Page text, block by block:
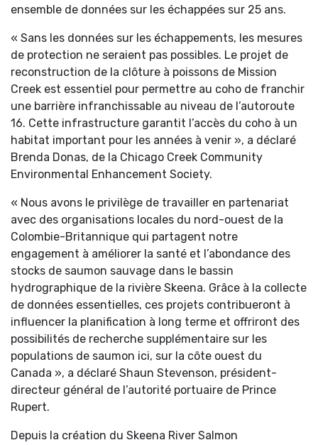
ensemble de données sur les échappées sur 25 ans.
« Sans les données sur les échappements, les mesures
de protection ne seraient pas possibles. Le projet de
reconstruction de la clôture à poissons de Mission
Creek est essentiel pour permettre au coho de franchir
une barrière infranchissable au niveau de l’autoroute
16. Cette infrastructure garantit l’accès du coho à un
habitat important pour les années à venir », a déclaré
Brenda Donas, de la Chicago Creek Community
Environmental Enhancement Society.
« Nous avons le privilège de travailler en partenariat
avec des organisations locales du nord-ouest de la
Colombie-Britannique qui partagent notre
engagement à améliorer la santé et l’abondance des
stocks de saumon sauvage dans le bassin
hydrographique de la rivière Skeena. Grâce à la collecte
de données essentielles, ces projets contribueront à
influencer la planification à long terme et offriront des
possibilités de recherche supplémentaire sur les
populations de saumon ici, sur la côte ouest du
Canada », a déclaré Shaun Stevenson, président-
directeur général de l’autorité portuaire de Prince
Rupert.
Depuis la création du Skeena River Salmon